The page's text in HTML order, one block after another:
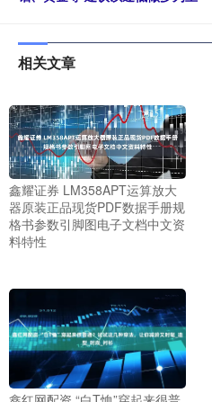
相关文章
鑫耀证券 LM358APT运算放大
器原装正品现货PDF数据手册规
格书参数引脚图电子文档中文资
料特性